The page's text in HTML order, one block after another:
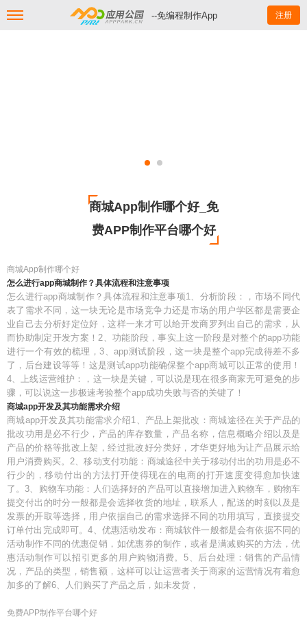
--免编程制作App 注册
商城App制作哪个好_免
费APP制作平台哪个好
商城App制作哪个好
怎么进行app商城制作？具体流程和注意事项
怎么进行app商城制作？具体流程和注意事项1、分析阶段：，市场不同代
表了需求不同，这一块无论是市场竞争力还是市场的用户学区都是需要企
业自己去分析好定位好，这样一来才可以给开发商罗列出自己的需求，从
而协助制定开发方案！2、功能阶段，事实上这一阶段是对整个的app功能
进行一个有效的梳理，3、app测试阶段，这一块是整个app完成得差不多
了，后台建设等等！这是测试app功能确保整个app商城可以正常的使用！
4、上线运营维护：，这一块是关键，可以说是现在很多商家无可避免的步
骤，可以说这一步极速考验整个app成功失败与否的关键了！
商城app开发及其功能需求介绍
商城app开发及其功能需求介绍1、产品上架批改：商城途径在关于产品的
批改功用是必不行少，产品的库存数量，产品名称，信息概略介绍以及是
产品的价格等批改上架，经过批改好分类好，才华更好地为让产品展示给
用户消费购买。2、移动支付功能：商城途径中关于移动付出的功用是必不
行少的，移动付出的方法打开使得现在的电商的打开速度变得愈加快速
了。3、购物车功能：人们选择好的产品可以直接增加进入购物车，购物车
提交付出的时分一般都是会选择收货的地址，联系人，配送的时刻以及是
发票的开取等选择，用户依据自己的需求选择不同的功用填写，直接提交
订单付出完成即可。4、优惠活动发布：商城软件一般都是会有依据不同的
活动制作不同的优惠促销，如优惠券的制作，或者是满减购买的方法，优
惠活动制作可以招引更多的用户购物消费。5、后台处理：销售的产品情
况，产品的类型，销售额，这样可以让运营者关于商家的运营情况有着愈
加多的了解6、人们购买了产品之后，如未发货，
免费APP制作平台哪个好